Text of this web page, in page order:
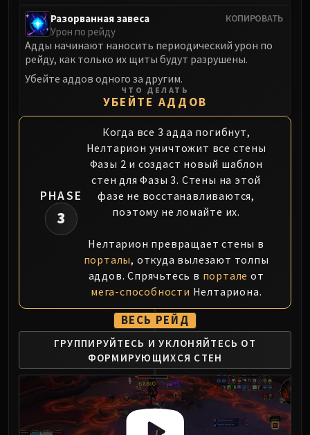
КОПИРОВАТЬ
Разорванная завеса
Урон по рейду
Адды начинают наносить периодический урон по
рейду, как только их щиты будут разрушены.
Убейте аддов одного за другим.
ЧТО ДЕЛАТЬ
УБЕЙТЕ АДДОВ
PHASE
3
Когда все 3 адда погибнут,
Нелтарион уничтожит все стены
Фазы 2 и создаст новый шаблон
стен для Фазы 3. Стены на этой
фазе не восстанавливаются,
поэтому не ломайте их.
Нелтарион превращает стены в
порталы, откуда вылезают толпы
аддов. Спрячьтесь в портале от
мега-способности Нелтариона.
ВЕСЬ РЕЙД
ГРУППИРУЙТЕСЬ И УКЛОНЯЙТЕСЬ ОТ
ФОРМИРУЮЩИХСЯ СТЕН